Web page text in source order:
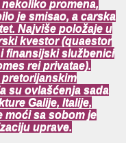
promena,
je smisao, a carska
Najviše položaje u
kvestor (quaestor
finansijski službenici
rei privatae).
su ovlašćenja sada
Galije, Italije,
moći sa sobom je
uprave.